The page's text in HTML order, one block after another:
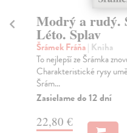
Modrý a rudý.
Léto. Splav
Šrámek Fráňa| Kniha
To nejlepší ze Šrámka
Charakteristické rysy
Šrám...
Zasielame do 12 dní
22,80 €